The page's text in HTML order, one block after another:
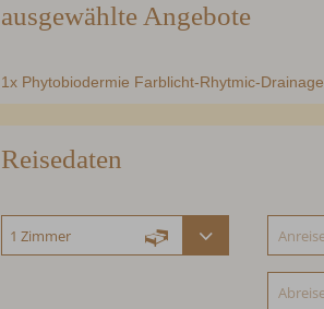
ausgewählte Angebote
1x Phytobiodermie Farblicht-Rhytmic-Drainage
Reisedaten